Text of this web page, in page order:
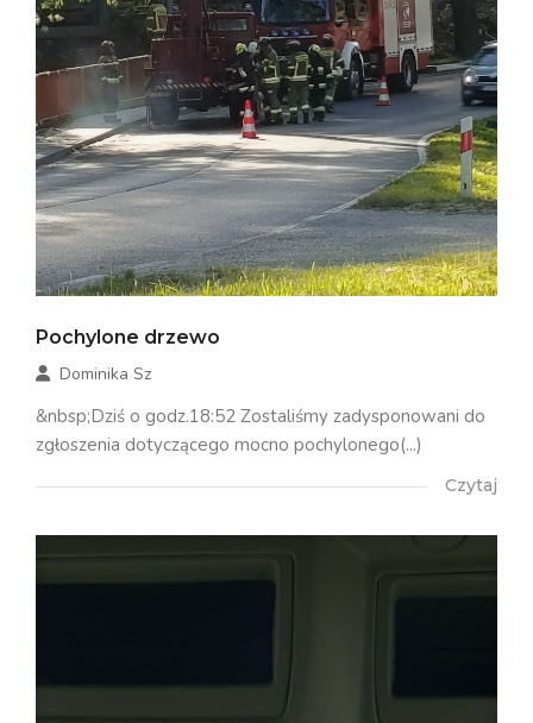
Pochylone drzewo
Dominika Sz
&nbsp;Dziś o godz.18:52 Zostaliśmy zadysponowani do
zgłoszenia dotyczącego mocno pochylonego(...)
Czytaj